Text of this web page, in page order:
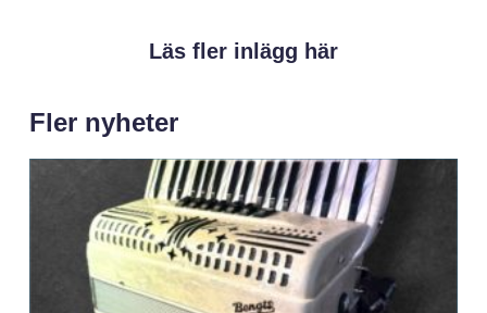
Läs fler inlägg här
Fler nyheter